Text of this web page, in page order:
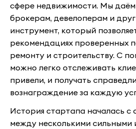
сфере недвижимости. Мы даём
брокерам, девелоперам и
инструмент, который
рекомендациях проверенных
ремонту и строительству. С
можно легко отслеживать
привели, и получать
вознаграждение за каждую
История стартапа началась с
между несколькими сильными